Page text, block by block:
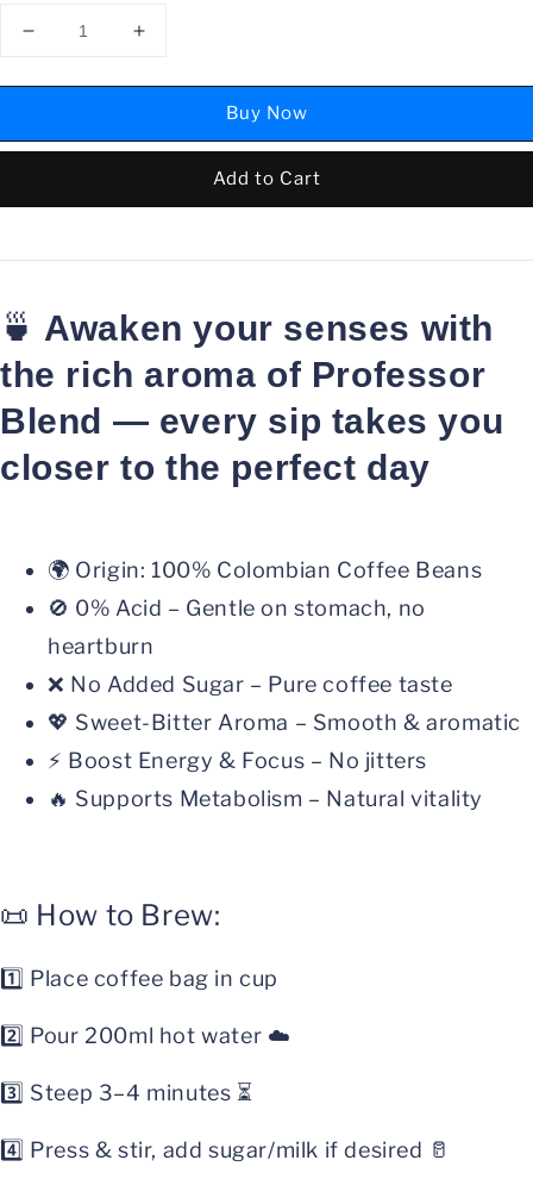
Buy Now
Add to Cart
🍵 Awaken your senses with
the rich aroma of Professor
Blend — every sip takes you
closer to the perfect day
🌍 Origin: 100% Colombian Coffee Beans
🚫 0% Acid – Gentle on stomach, no
heartburn
❌ No Added Sugar – Pure coffee taste
💖 Sweet-Bitter Aroma – Smooth & aromatic
⚡ Boost Energy & Focus – No jitters
🔥 Supports Metabolism – Natural vitality
📜 How to Brew:
1️⃣ Place coffee bag in cup
2️⃣ Pour 200ml hot water ☁️
3️⃣ Steep 3–4 minutes ⏳
4️⃣ Press & stir, add sugar/milk if desired 🥛